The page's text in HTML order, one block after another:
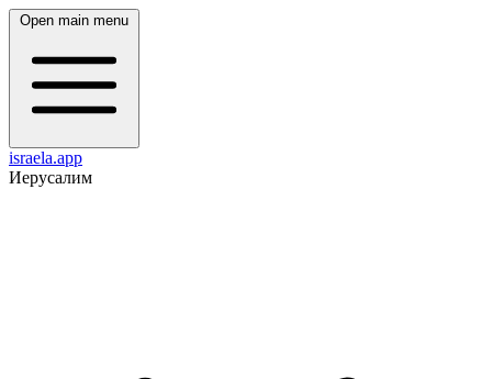
Open main menu
israela.app
Иерусалим